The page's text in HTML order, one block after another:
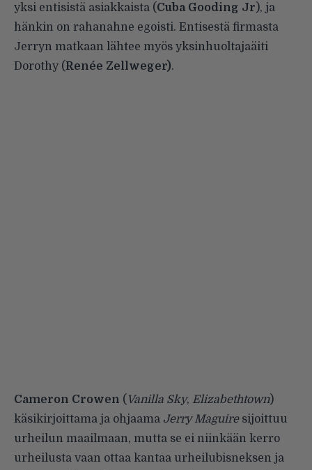
yksi entisistä asiakkaista (Cuba Gooding Jr), ja
hänkin on rahanahne egoisti. Entisestä firmasta
Jerryn matkaan lähtee myös yksinhuoltajaäiti
Dorothy (Renée Zellweger).
Cameron Crowen ( Vanilla Sky, Elizabethtown)
käsikirjoittama ja ohjaama Jerry Maguiresijoittuu
urheilun maailmaan, mutta se ei niinkään kerro
urheilusta vaan ottaa kantaa urheilubisneksen ja